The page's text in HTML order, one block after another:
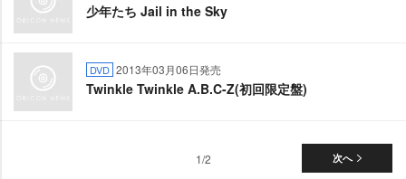
少年たち Jail in the Sky
DVD 2013年03月06日発売
Twinkle Twinkle A.B.C-Z(初回限定盤)
次へ
1/2